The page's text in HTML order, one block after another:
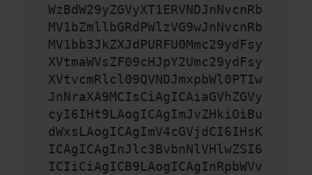
WzBdW29yZGVyXT1ERVNDJnNvcnRb
MV1bZmllbGRdPWlzVG9wJnNvcnRb
MV1bb3JkZXJdPURFU0Mmc29ydFsy
XVtmaWVsZF09cHJpY2Umc29ydFsy
XVtvcmRlcl09QVNDJmxpbWl0PTIw
JnNraXA9MCIsCiAgICAiaGVhZGVy
cyI6IHt9LAogICAgImJvZHkiOiBu
dWxsLAogICAgImV4cGVjdCI6IHsK
ICAgICAgInJlc3BvbnNlVHlwZSI6
ICIiCiAgICB9LAogICAgInRpbWVv